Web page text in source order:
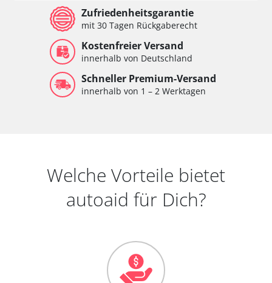
Zufriedenheitsgarantie
mit 30 Tagen Rückgaberecht
Kostenfreier Versand
innerhalb von Deutschland
Schneller Premium-Versand
innerhalb von 1 – 2 Werktagen
Welche Vorteile bietet
autoaid für Dich?